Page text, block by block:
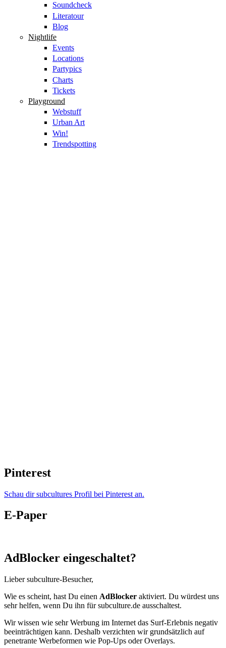
Soundcheck
Literatour
Blog
Nightlife
Events
Locations
Partypics
Charts
Tickets
Playground
Webstuff
Urban Art
Win!
Trendspotting
Pinterest
Schau dir subcultures Profil bei Pinterest an.
E-Paper
AdBlocker eingeschaltet?
Lieber subculture-Besucher,
Wie es scheint, hast Du einen AdBlocker aktiviert. Du würdest uns
sehr helfen, wenn Du ihn für subculture.de ausschaltest.
Wir wissen wie sehr Werbung im Internet das Surf-Erlebnis negativ
beeinträchtigen kann. Deshalb verzichten wir grundsätzlich auf
penetrante Werbeformen wie Pop-Ups oder Overlays.